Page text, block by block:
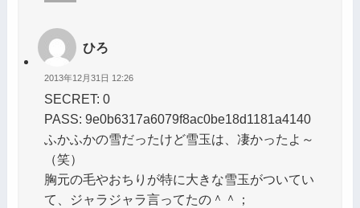
ひろ
2013年12月31日 12:26
SECRET: 0
PASS: 9e0b6317a6079f8ac0be18d1181a4140
ふかふかの雪だったけど雪玉は、凄かったよ～
（笑）
胸元の毛やおちりが特に大きな雪玉がついてい
て、ジャラジャラ言ってたの＾＾；